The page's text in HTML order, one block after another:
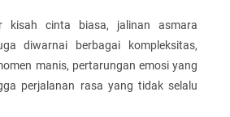
kisah cinta biasa, jalinan asmara
diwarnai berbagai kompleksitas,
manis, pertarungan emosi yang
perjalanan rasa yang tidak selalu